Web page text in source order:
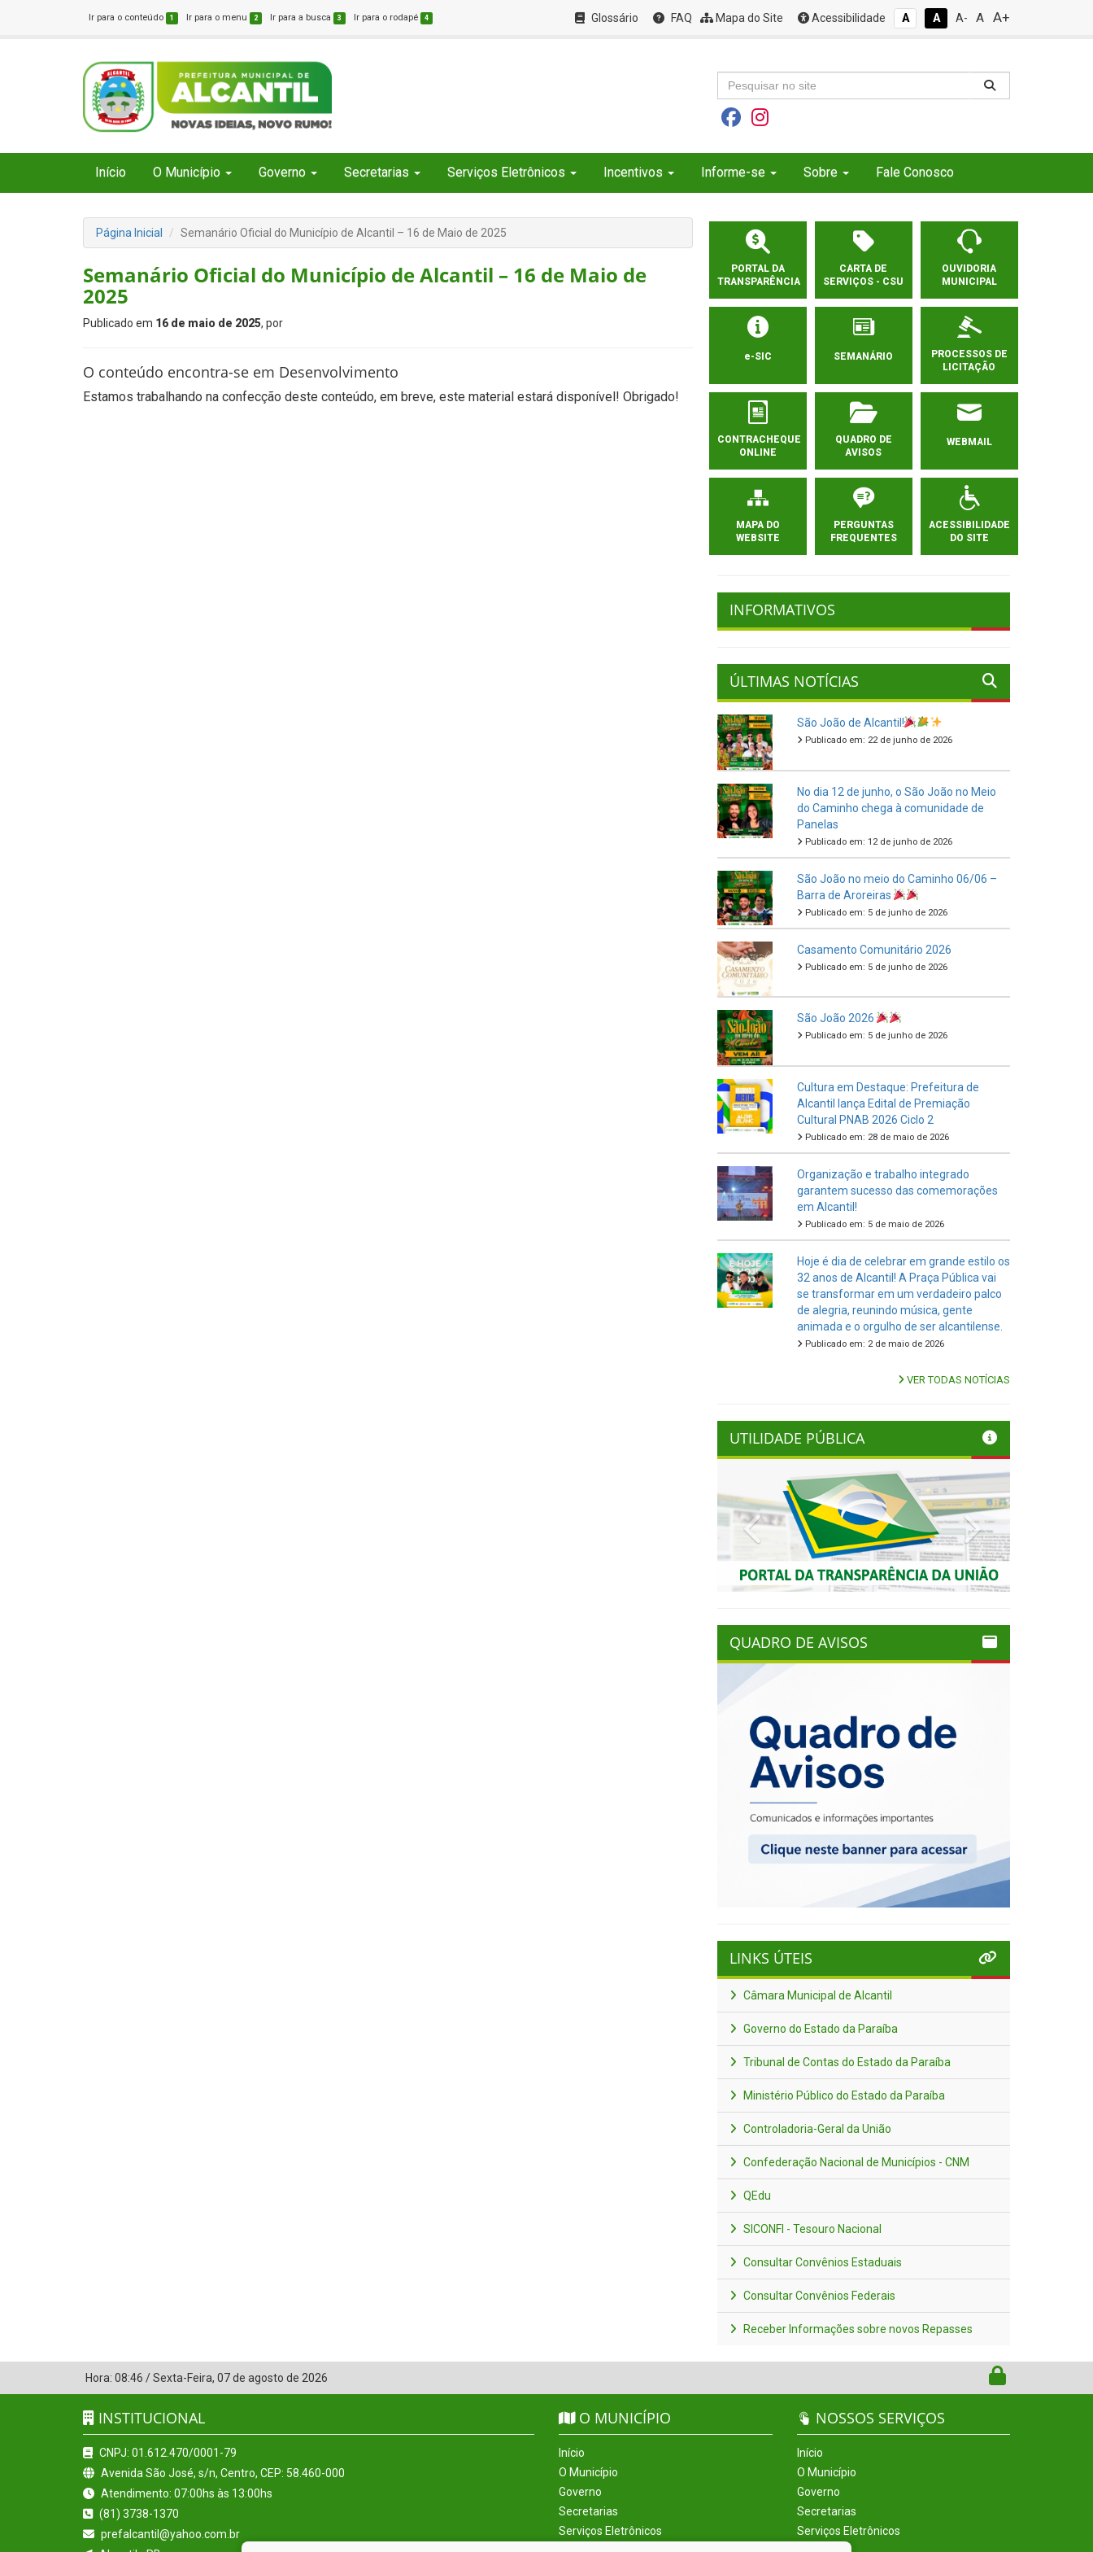
Ir para o conteúdo 1 Ir para o menu 2 Ir para a busca 3 Ir para o rodapé 4 Glossário FAQ Mapa do Site Acessibilidade A A A- A A+
Início O Município Governo Secretarias Serviços Eletrônicos Incentivos Informe-se Sobre Fale Conosco
Página Inicial Semanário Oficial do Município de Alcantil – 16 de Maio de 2025
Semanário Oficial do Município de Alcantil – 16 de Maio de
2025
Publicado em 16 de maio de 2025, por
O conteúdo encontra-se em Desenvolvimento
Estamos trabalhando na confecção deste conteúdo, em breve, este material estará disponível! Obrigado!
PORTAL DA
TRANSPARÊNCIA
CARTA DE
SERVIÇOS - CSU
OUVIDORIA
MUNICIPAL
e-SIC SEMANÁRIO
PROCESSOS DE
LICITAÇÃO
CONTRACHEQUE
ONLINE
QUADRO DE
AVISOS
WEBMAIL
MAPA DO
WEBSITE
PERGUNTAS
FREQUENTES
ACESSIBILIDADE
DO SITE
INFORMATIVOS
ÚLTIMAS NOTÍCIAS
São João de Alcantil!
Publicado em: 22 de junho de 2026
No dia 12 de junho, o São João no Meio
do Caminho chega à comunidade de
Panelas
Publicado em: 12 de junho de 2026
São João no meio do Caminho 06/06 –
Barra de Aroreiras
Publicado em: 5 de junho de 2026
Casamento Comunitário 2026
Publicado em: 5 de junho de 2026
São João 2026
Publicado em: 5 de junho de 2026
Cultura em Destaque: Prefeitura de
Alcantil lança Edital de Premiação
Cultural PNAB 2026 Ciclo 2
Publicado em: 28 de maio de 2026
Organização e trabalho integrado
garantem sucesso das comemorações
em Alcantil!
Publicado em: 5 de maio de 2026
Hoje é dia de celebrar em grande estilo os
32 anos de Alcantil! A Praça Pública vai
se transformar em um verdadeiro palco
de alegria, reunindo música, gente
animada e o orgulho de ser alcantilense.
Publicado em: 2 de maio de 2026
VER TODAS NOTÍCIAS
UTILIDADE PÚBLICA
Previous Next
QUADRO DE AVISOS
LINKS ÚTEIS
Câmara Municipal de Alcantil
Governo do Estado da Paraíba
Tribunal de Contas do Estado da Paraíba
Ministério Público do Estado da Paraíba
Controladoria-Geral da União
Confederação Nacional de Municípios - CNM
QEdu
SICONFI - Tesouro Nacional
Consultar Convênios Estaduais
Consultar Convênios Federais
Receber Informações sobre novos Repasses
Hora: 08:46 /Sexta-Feira, 07 de agosto de 2026
INSTITUCIONAL
CNPJ: 01.612.470/0001-79
Avenida São José, s/n, Centro, CEP: 58.460-000
Atendimento: 07:00hs às 13:00hs
(81) 3738-1370
prefalcantil@yahoo.com.br
O MUNICÍPIO
Início
O Município
Governo
Secretarias
Serviços Eletrônicos
NOSSOS SERVIÇOS
Início
O Município
Governo
Secretarias
Serviços Eletrônicos